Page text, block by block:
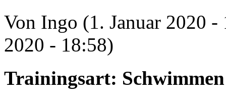
Von Ingo (1. Januar 2020
2020 - 18:58)
Trainingsart: Schwimmen